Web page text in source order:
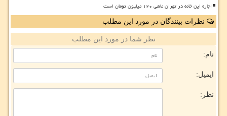
اجاره این خانه در تهران ماهی ۱۲۰ میلیون تومان است
نظرات بینندگان در مورد این مطلب
نظر شما در مورد این مطلب
نام:
ایمیل:
نظر: